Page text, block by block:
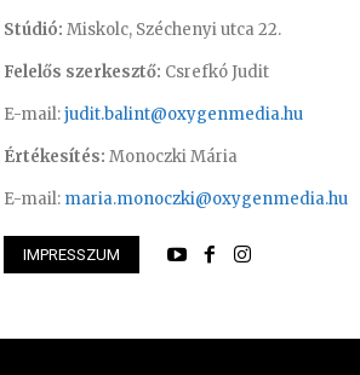
– főkönyvelő
Stúdió: Miskolc, Széchenyi utca 22.
Felelős szerkesztő: Csrefkó Judit
E-mail:judit.balint@oxygenmedia.hu
Értékesítés: Monoczki Mária
E-mail: maria.monoczki@oxygenmedia.hu
IMPRESSZUM